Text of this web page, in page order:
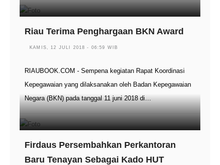
Riau Terima Penghargaan BKN Award
KAMIS, 12 JULI 2018 - 06:59 WIB
RIAUBOOK.COM - Sempena kegiatan Rapat Koordinasi
Kepegawaian yang dilaksanakan oleh Badan Kepegawaian
Negara (BKN) pada tanggal 11 juni 2018 di…
Firdaus Persembahkan Perkantoran
Baru Tenayan Sebagai Kado HUT